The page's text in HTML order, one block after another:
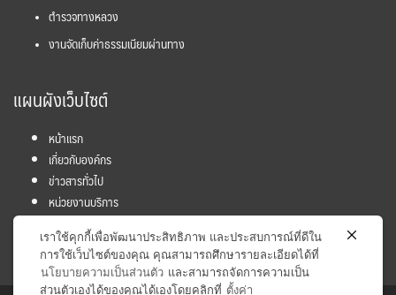
ตำรวจทางหลวง
งานจัดเก็บค่าธรรมเนียมผ่านทาง
แผนผังเว็บไซต์
หน้าแรก
เกี่ยวกับองค์กร
ข่าวสารทั่วไป
หน่วยงานบริการ
โครงการ
ข้อมูลและสถิติ
เราใช้คุกกี้เพื่อพัฒนาประสิทธิภาพ และประสบการณ์ที่ดีใน
การใช้เว็บไซต์ของคุณ คุณสามารถศึกษารายละเอียดได้ที่
นโยบายความเป็นส่วนตัว และสามารถจัดการความเป็น
ส่วนตัวเองได้ของคุณได้เองโดยคลิกที่ ตั้งค่า